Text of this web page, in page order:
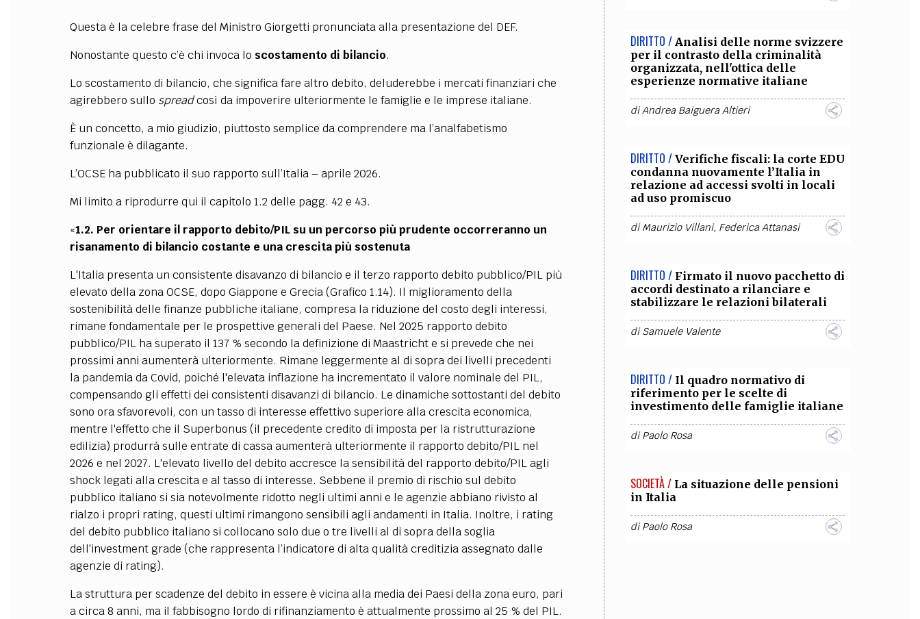
Questa è la celebre frase del Ministro Giorgetti pronunciata alla presentazione del DEF.
Nonostante questo c’è chi invoca lo scostamento di bilancio.
Lo scostamento di bilancio, che significa fare altro debito, deluderebbe i mercati finanziari che
agirebbero sullo spreadcosì da impoverire ulteriormente le famiglie e le imprese italiane.
È un concetto, a mio giudizio, piuttosto semplice da comprendere ma l’analfabetismo
funzionale è dilagante.
L’OCSE ha pubblicato il suo rapporto sull’Italia – aprile 2026.
Mi limito a riprodurre qui il capitolo 1.2 delle pagg. 42 e 43.
«1.2. Per orientare il rapporto debito/PIL su un percorso più prudente occorreranno un
risanamento di bilancio costante e una crescita più sostenuta
L'Italia presenta un consistente disavanzo di bilancio e il terzo rapporto debito pubblico/PIL più
elevato della zona OCSE, dopo Giappone e Grecia (Grafico 1.14). Il miglioramento della
sostenibilità delle finanze pubbliche italiane, compresa la riduzione del costo degli interessi,
rimane fondamentale per le prospettive generali del Paese. Nel 2025 rapporto debito
pubblico/PIL ha superato il 137 % secondo la definizione di Maastricht e si prevede che nei
prossimi anni aumenterà ulteriormente. Rimane leggermente al di sopra dei livelli precedenti
la pandemia da Covid, poiché l'elevata inflazione ha incrementato il valore nominale del PIL,
compensando gli effetti dei consistenti disavanzi di bilancio. Le dinamiche sottostanti del debito
sono ora sfavorevoli, con un tasso di interesse effettivo superiore alla crescita economica,
mentre l'effetto che il Superbonus (il precedente credito di imposta per la ristrutturazione
edilizia) produrrà sulle entrate di cassa aumenterà ulteriormente il rapporto debito/PIL nel
2026 e nel 2027. L'elevato livello del debito accresce la sensibilità del rapporto debito/PIL agli
shock legati alla crescita e al tasso di interesse. Sebbene il premio di rischio sul debito
pubblico italiano si sia notevolmente ridotto negli ultimi anni e le agenzie abbiano rivisto al
rialzo i propri rating, questi ultimi rimangono sensibili agli andamenti in Italia. Inoltre, i rating
del debito pubblico italiano si collocano solo due o tre livelli al di sopra della soglia
dell'investment grade (che rappresenta l’indicatore di alta qualità creditizia assegnato dalle
agenzie di rating).
La struttura per scadenze del debito in essere è vicina alla media dei Paesi della zona euro, pari
a circa 8 anni, ma il fabbisogno lordo di rifinanziamento è attualmente prossimo al 25 % del PIL.
DIRITTO / Analisi delle norme svizzere
per il contrasto della criminalità
organizzata, nell'ottica delle
esperienze normative italiane
diAndrea Baiguera Altieri
DIRITTO / Verifiche fiscali: la corte EDU
condanna nuovamente l’Italia in
relazione ad accessi svolti in locali
ad uso promiscuo
diMaurizio Villani, Federica Attanasi
DIRITTO / Firmato il nuovo pacchetto di
accordi destinato a rilanciare e
stabilizzare le relazioni bilaterali
diSamuele Valente
DIRITTO / Il quadro normativo di
riferimento per le scelte di
investimento delle famiglie italiane
diPaolo Rosa
SOCIETÀ / La situazione delle pensioni
in Italia
diPaolo Rosa